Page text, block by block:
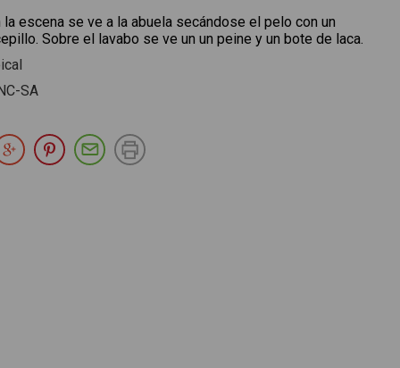
la escena se ve a la abuela secándose el pelo con un
Sobre el lavabo se ve un un peine y un bote de laca.
SA
en Facebook
Compartir en Twitter
Compartir en Google Plus
Compartir en Pinterest
Compartir por E-mail